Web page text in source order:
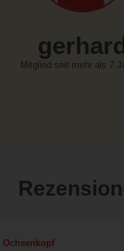
Mitglied seit mehr als 7
Ochsenkopf